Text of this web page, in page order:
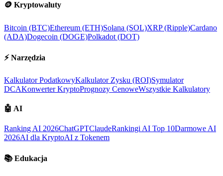
🪙 Kryptowaluty
Bitcoin (BTC)Ethereum (ETH)Solana (SOL)XRP (Ripple)Cardano
(ADA)Dogecoin (DOGE)Polkadot (DOT)
⚡ Narzędzia
Kalkulator PodatkowyKalkulator Zysku (ROI)Symulator
DCAKonwerter KryptoPrognozy CenoweWszystkie Kalkulatory
🤖 AI
Ranking AI 2026ChatGPTClaudeRankingi AI Top 10Darmowe AI
2026AI dla KryptoAI z Tokenem
📚 Edukacja